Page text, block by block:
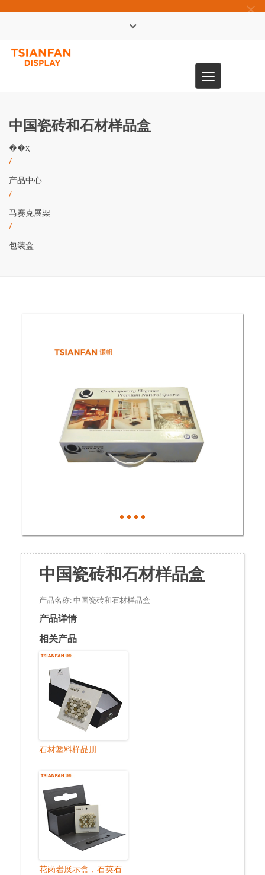
×
Toggle
navigation
中国瓷砖和石材样品盒
��ҳ
/
产品中心
/
马赛克展架
/
包装盒
中国瓷砖和石材样品盒
产品名称: 中国瓷砖和石材样品盒
产品详情
相关产品
石材塑料样品册
花岗岩展示盒，石英石